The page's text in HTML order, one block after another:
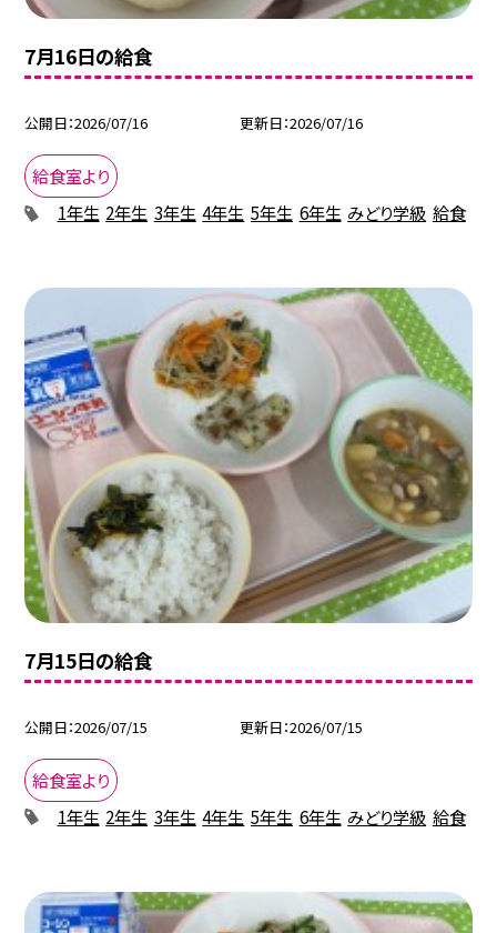
7月16日の給食
公開日 2026/07/16 更新日 2026/07/16
給食室より
1年生 2年生 3年生 4年生 5年生 6年生 みどり学級 給食
7月15日の給食
公開日 2026/07/15 更新日 2026/07/15
給食室より
1年生 2年生 3年生 4年生 5年生 6年生 みどり学級 給食